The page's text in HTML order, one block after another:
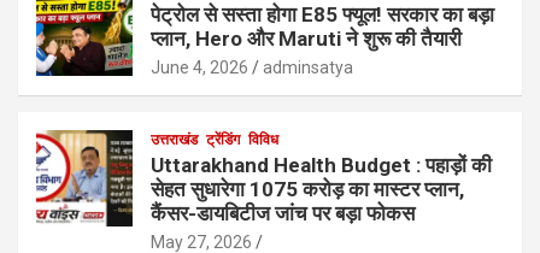
पेट्रोल से सस्ता होगा E85 फ्यूल! सरकार का बड़ा
प्लान, Hero और Maruti ने शुरू की तैयारी
June 4, 2026 adminsatya
उत्तराखंड ट्रेंडिंग विविध
Uttarakhand Health Budget : पहाड़ों की
सेहत सुधारेगा 1075 करोड़ का मास्टर प्लान,
कैंसर-डायबिटीज जांच पर बड़ा फोकस
May 27, 2026